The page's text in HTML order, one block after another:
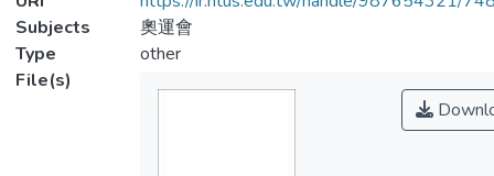
Subjects
奧運會
Type
other
File(s)